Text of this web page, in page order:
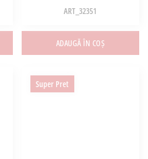
ART_32351
ADAUGĂ ÎN COȘ
Super Pret